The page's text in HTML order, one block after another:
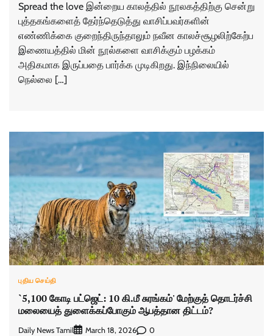
Spread the love இன்றைய காலத்தில் நூலகத்திற்கு சென்று
புத்தகங்களைத் தேர்ந்தெடுத்து வாசிப்பவர்களின்
எண்ணிக்கை குறைந்திருந்தாலும் நவீன காலச்சூழலிற்கேற்ப
இணையத்தில் மின் நூல்களை வாசிக்கும் பழக்கம்
அதிகமாக இருப்பதை பார்க்க முடிகிறது. இந்நிலையில்
நெல்லை […]
புதிய செய்தி
`5,100 கோடி பட்ஜெட்: 10 கி.மீ சுரங்கம்' மேற்குத் தொடர்ச்சி
மலையைத் துளைக்கப்போகும் ஆபத்தான திட்டம்?
Daily News Tamil March 18, 2026 0